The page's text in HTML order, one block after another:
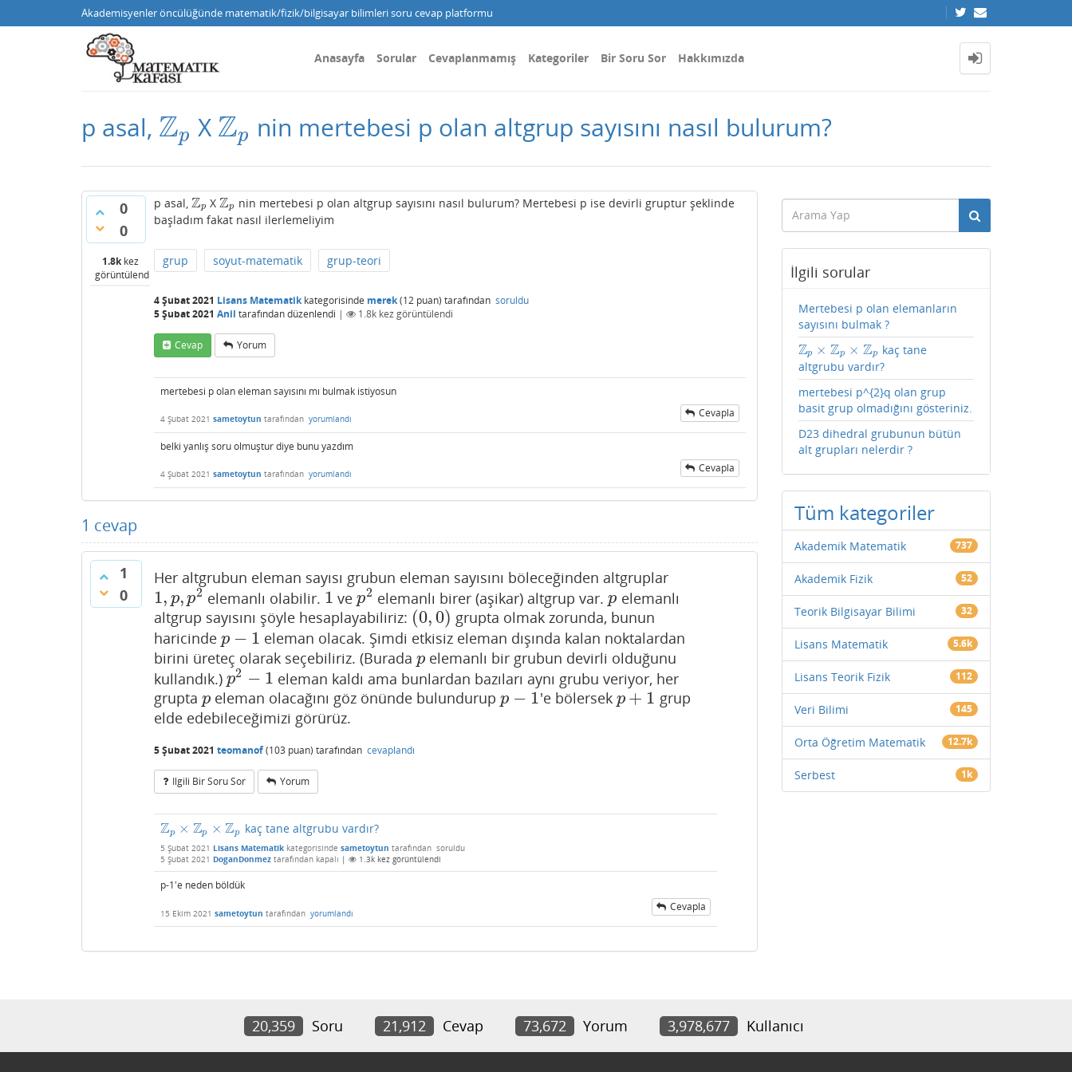
Akademisyenler öncülüğünde matematik/fizik/bilgisayar bilimleri soru cevap platformu
Anasayfa Sorular Cevaplanmamış Kategoriler Bir Soru Sor Hakkımızda
p asal, Zp
Zp X Zp
Zp nin mertebesi p olan altgrup sayısını nasıl bulurum?
0
0
1.8kkez
görüntülendi
p asal, Zp
Zp X Zp
Zp nin mertebesi p olan altgrup sayısını nasıl bulurum? Mertebesi p ise devirli gruptur şeklinde
başladım fakat nasıl ilerlemeliyim
grup soyut-matematik grup-teori
4 Şubat 2021 Lisans Matematikkategorisinde merek(12 puan) tarafından soruldu
5 Şubat 2021 Anil tarafındandüzenlendi | 1.8k kez görüntülendi
Cevap Yorum
mertebesi p olan eleman sayısını mı bulmak istiyosun
4 Şubat 2021 sametoytun tarafından yorumlandı Cevapla
belki yanlış soru olmuştur diye bunu yazdım
4 Şubat 2021 sametoytun tarafından yorumlandı Cevapla
1 cevap
1
0
Her altgrubun eleman sayısı grubun eleman sayısını böleceğinden altgruplar
1, p, p2
1,p,p2 elemanlı olabilir. 1
1 vep2
p2 elemanlı birer (aşikar) altgrup var.p
p elemanlı
altgrup sayısını şöyle hesaplayabiliriz: (0,0)
(0,0 )
grupta olmak zorunda, bunun
haricinde p − 1
p −1
eleman olacak. Şimdi etkisiz eleman dışında kalan noktalardan
birini üreteç olarak seçebiliriz. (Burada p
p elemanlı bir grubun devirli olduğunu
kullandık.) p2 − 1
p2 −1
eleman kaldı ama bunlardan bazıları aynı grubu veriyor, her
grupta p
p eleman olacağını göz önünde bulundurupp − 1
p −1 'e bölersek p + 1
p+1
grup
elde edebileceğimizi görürüz.
5 Şubat 2021 teomanof(103 puan) tarafından cevaplandı
Ilgili Bir Soru Sor Yorum
Zp × Zp × Zp
Zp× Zp×Z p kaç tane altgrubu vardır?
5 Şubat 2021 Lisans Matematik kategorisinde sametoytun tarafından soruldu
5 Şubat 2021 DoganDonmez tarafından kapalı | 1.3k kez görüntülendi
p-1'e neden böldük
15 Ekim 2021 sametoytun tarafından yorumlandı Cevapla
İlgili sorular
Mertebesi p olan elemanların
sayısını bulmak ?
Zp × Zp × Zp
Zp×Zp×Zp
kaç tane
altgrubu vardır?
mertebesi p^{2}q olan grup
basit grup olmadığını gösteriniz.
D23 dihedral grubunun bütün
alt grupları nelerdir ?
Tüm kategoriler
Akademik Matematik 737
Akademik Fizik 52
Teorik Bilgisayar Bilimi 32
Lisans Matematik 5.6k
Lisans Teorik Fizik 112
Veri Bilimi 145
Orta Öğretim Matematik 12.7k
Serbest 1k
20,359 Soru 21,912 Cevap 73,672 Yorum 3,978,677 Kullanıcı